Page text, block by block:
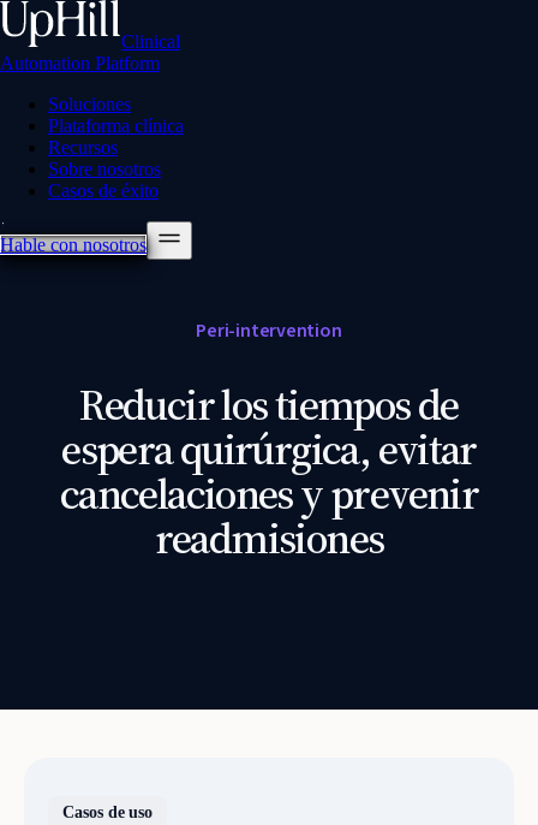
Clinical
Automation Platform
Soluciones
Plataforma clínica
Recursos
Sobre nosotros
Casos de éxito
Hable con nosotros
Peri-intervention
Reducir los tiempos de
espera quirúrgica, evitar
cancelaciones y prevenir
readmisiones
Casos de uso